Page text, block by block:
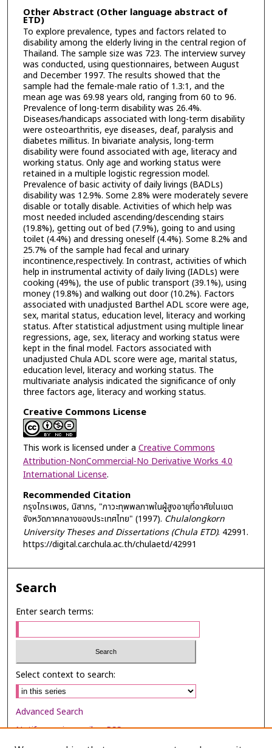
Other Abstract (Other language abstract of
ETD)
To explore prevalence, types and factors related to
disability among the elderly living in the central region of
Thailand. The sample size was 723. The interview survey
was conducted, using questionnaires, between August
and December 1997. The results showed that the
sample had the female-male ratio of 1.3:1, and the
mean age was 69.98 years old, ranging from 60 to 96.
Prevalence of long-term disability was 26.4%.
Diseases/handicaps associated with long-term disability
were osteoarthritis, eye diseases, deaf, paralysis and
diabetes millitus. In bivariate analysis, long-term
disability were found associated with age, literacy and
working status. Only age and working status were
retained in a multiple logistic regression model.
Prevalence of basic activity of daily livings (BADLs)
disability was 12.9%. Some 2.8% were moderately severe
disable or totally disable. Activities of which help was
most needed included ascending/descending stairs
(19.8%), getting out of bed (7.9%), going to and using
toilet (4.4%) and dressing oneself (4.4%). Some 8.2% and
25.7% of the sample had fecal and urinary
incontinence,respectively. In contrast, activities of which
help in instrumental activity of daily living (IADLs) were
cooking (49%), the use of public transport (39.1%), using
money (19.8%) and walking out door (10.2%). Factors
associated with unadjusted Barthel ADL score were age,
sex, marital status, education level, literacy and working
status. After statistical adjustment using multiple linear
regressions, age, sex, literacy and working status were
kept in the final model. Factors associated with
unadjusted Chula ADL score were age, marital status,
education level, literacy and working status. The
multivariate analysis indicated the significance of only
three factors age, literacy and working status.
Creative Commons License
This work is licensed under a Creative Commons
Attribution-NonCommercial-No Derivative Works 4.0
International License.
Recommended Citation
กรุงไกรเพชร, นิสากร, "ภาวะทุพพลภาพในผู้สูงอายุที่อาศัยในเขต
จังหวัดภาคกลางของประเทศไทย" (1997). Chulalongkorn
University Theses and Dissertations (Chula ETD). 42991.
https://digital.car.chula.ac.th/chulaetd/42991
Search
Enter search terms:
Select context to search:
Advanced Search
Notify me via email orRSS